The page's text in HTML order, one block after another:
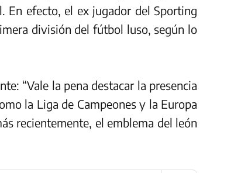
En efecto, el ex jugador del Sporting
división del fútbol luso, según lo
“Vale la pena destacar la presencia
la Liga de Campeones y la Europa
recientemente, el emblema del león